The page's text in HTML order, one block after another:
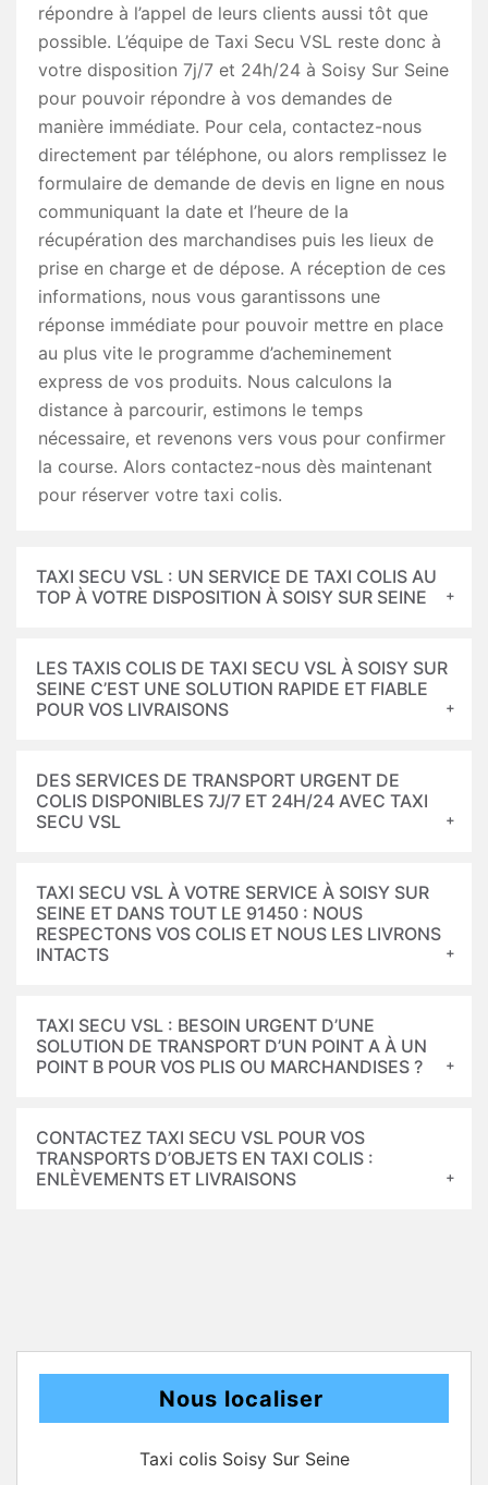
répondre à l’appel de leurs clients aussi tôt que
possible. L’équipe de Taxi Secu VSL reste donc à
votre disposition 7j/7 et 24h/24 à Soisy Sur Seine
pour pouvoir répondre à vos demandes de
manière immédiate. Pour cela, contactez-nous
directement par téléphone, ou alors remplissez le
formulaire de demande de devis en ligne en nous
communiquant la date et l’heure de la
récupération des marchandises puis les lieux de
prise en charge et de dépose. A réception de ces
informations, nous vous garantissons une
réponse immédiate pour pouvoir mettre en place
au plus vite le programme d’acheminement
express de vos produits. Nous calculons la
distance à parcourir, estimons le temps
nécessaire, et revenons vers vous pour confirmer
la course. Alors contactez-nous dès maintenant
pour réserver votre taxi colis.
TAXI SECU VSL : UN SERVICE DE TAXI COLIS AU
TOP À VOTRE DISPOSITION À SOISY SUR SEINE
LES TAXIS COLIS DE TAXI SECU VSL À SOISY SUR
SEINE C’EST UNE SOLUTION RAPIDE ET FIABLE
POUR VOS LIVRAISONS
DES SERVICES DE TRANSPORT URGENT DE
COLIS DISPONIBLES 7J/7 ET 24H/24 AVEC TAXI
SECU VSL
TAXI SECU VSL À VOTRE SERVICE À SOISY SUR
SEINE ET DANS TOUT LE 91450 : NOUS
RESPECTONS VOS COLIS ET NOUS LES LIVRONS
INTACTS
TAXI SECU VSL : BESOIN URGENT D’UNE
SOLUTION DE TRANSPORT D’UN POINT A À UN
POINT B POUR VOS PLIS OU MARCHANDISES ?
CONTACTEZ TAXI SECU VSL POUR VOS
TRANSPORTS D’OBJETS EN TAXI COLIS :
ENLÈVEMENTS ET LIVRAISONS
Nous localiser
Taxi colis Soisy Sur Seine